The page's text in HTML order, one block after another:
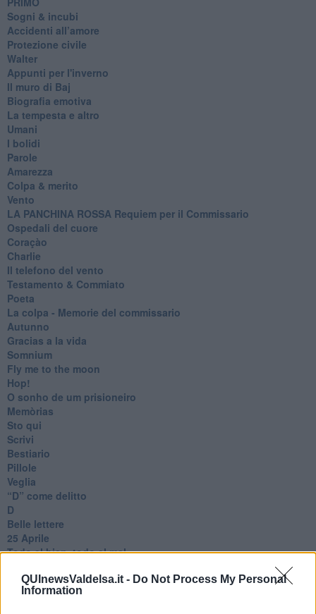
QUInewsValdelsa.it - Do Not Process My Personal
Information
Sogni & incubi
Accidenti all’amore
Protezione civile
Walter
Appunti per l'inverno
Il muro di Baj
Biografia emotiva
La tempesta e altro
Umani
I bolidi
Parole
Amarezza
Colpa & merito
Vento
​LA PANCHINA ROSSA Requiem per il Commissario
Ospedali del cuore
Coraçào
Charlie
Il telefono del vento
Testamento & Commiato
Poeta
​La colpa - Memorie del commissario
Autunno
Gracias a la vida
Somnium
Fly me to the moon
Hop!
O sonho de um prisioneiro
Memòrias
Sto qui
Scrivi
Bestiario
Pillole
Veglia
​“D” come delitto
D
Belle lettere
25 Aprile
Todo el bien, todo el mal
Le parole
​L’Australiana